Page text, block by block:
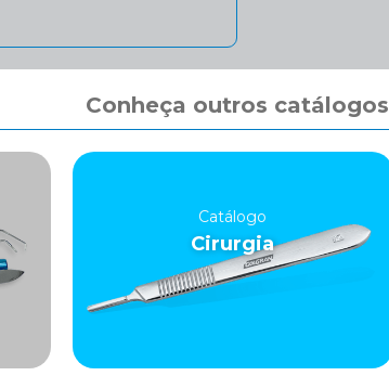
Conheça outros catálogos
Catálogo
Cirurgia